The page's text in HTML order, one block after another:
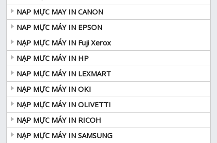
NAP MỰC MAY IN CANON
NAP MỰC MÁY IN EPSON
NẠP MỰC MÁY IN Fuji Xerox
NẠP MƯC MÁY IN HP
NAP MỰC MÁY IN LEXMART
NẠP MỰC MÁY IN OKI
NẠP MỰC MÁY IN OLIVETTI
NẠP MỰC MÁY IN RICOH
NẠP MỰC MÁY IN SAMSUNG